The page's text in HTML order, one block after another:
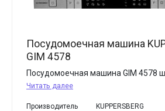
Посудомоечная машина
GIM 4578
Посудомоечная машина GIM 4578
Читать далее
Производитель
KUPPERSBERG